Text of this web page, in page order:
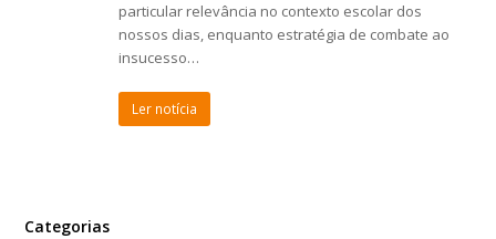
particular relevância no contexto escolar dos
nossos dias, enquanto estratégia de combate ao
insucesso…
Ler notícia
Categorias